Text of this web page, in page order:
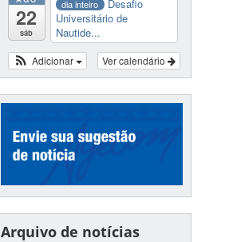
22
sáb
dia inteiro
Desafio
Universitário de
Nautide...
Ver calendário
Adicionar
Arquivo de notícias